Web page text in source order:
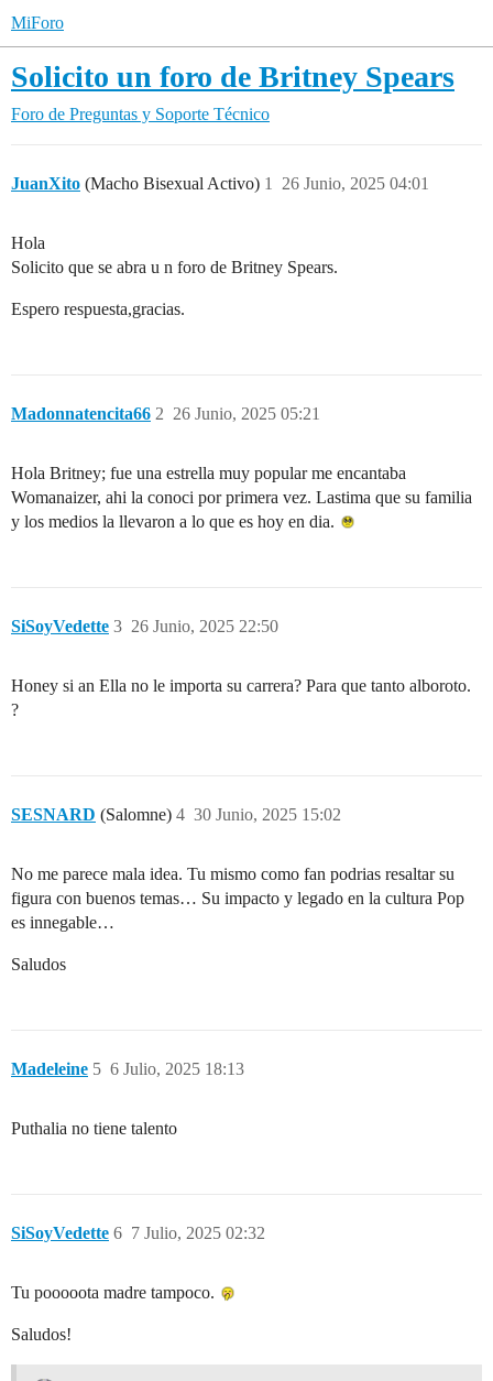
MiForo
Solicito un foro de Britney Spears
Foro de Preguntas y Soporte Técnico
JuanXito (Macho Bisexual Activo) 26 Junio, 2025 04:01
1
Hola
Solicito que se abra u n foro de Britney Spears.
Espero respuesta,gracias.
Madonnatencita66 26 Junio, 2025 05:21
2
Hola Britney; fue una estrella muy popular me encantaba
Womanaizer, ahi la conoci por primera vez. Lastima que su familia
y los medios la llevaron a lo que es hoy en dia.
SiSoyVedette 26 Junio, 2025 22:50
3
Honey si an Ella no le importa su carrera? Para que tanto alboroto.
?
SESNARD (Salomne) 30 Junio, 2025 15:02
4
No me parece mala idea. Tu mismo como fan podrias resaltar su
figura con buenos temas… Su impacto y legado en la cultura Pop
es innegable…
Saludos
Madeleine 6 Julio, 2025 18:13
5
Puthalia no tiene talento
SiSoyVedette 7 Julio, 2025 02:32
6
Tu pooooota madre tampoco.
Saludos!